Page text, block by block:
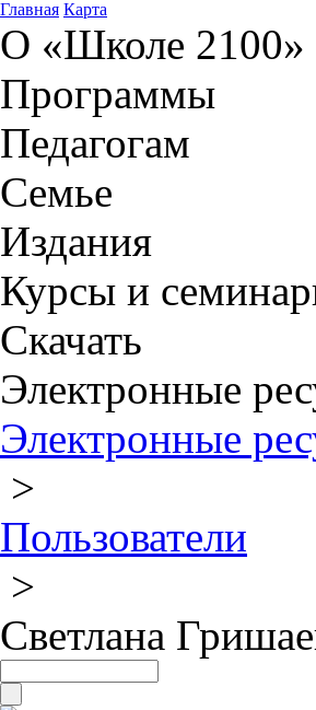
Главная Карта
О «Школе 2100»
Программы
Педагогам
Семье
Издания
Курсы и
Скачать
Электронные
Электронные
>
Пользователи
>
Светлана